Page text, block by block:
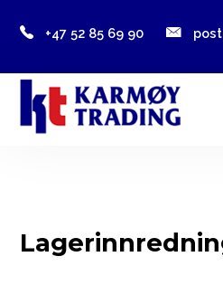
Hjem
Lagerinnredning
+47 52 85 69 90
Søk...